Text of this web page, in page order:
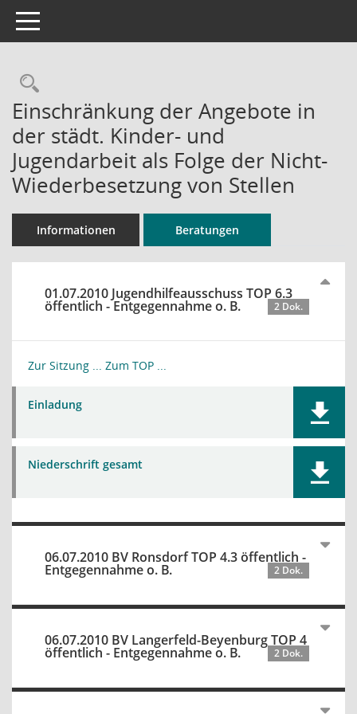
Toggle navigation
Rechercheauswahl
Einschränkung der Angebote in
der städt. Kinder- und
Jugendarbeit als Folge der Nicht-
Wiederbesetzung von Stellen
Informationen Beratungen
01.07.2010 Jugendhilfeausschuss TOP 6.3
öffentlich - Entgegennahme o. B. 2 Dok.
Zur Sitzung ... Zum TOP ...
Einladung
Niederschrift gesamt
06.07.2010 BV Ronsdorf TOP 4.3 öffentlich -
Entgegennahme o. B. 2 Dok.
06.07.2010 BV Langerfeld-Beyenburg TOP 4
öffentlich - Entgegennahme o. B. 2 Dok.